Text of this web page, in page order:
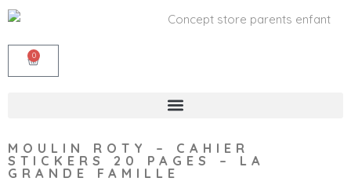
0
MOULIN ROTY – CAHIER
STICKERS 20 PAGES – LA
GRANDE FAMILLE